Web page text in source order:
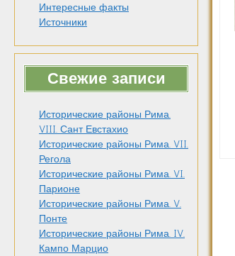
Интересные факты
Источники
Свежие записи
Исторические районы Рима.
VIII. Сант Евстахио
Исторические районы Рима. VII.
Регола
Исторические районы Рима. VI.
Парионе
Исторические районы Рима. V.
Понте
Исторические районы Рима. IV.
Кампо Марцио